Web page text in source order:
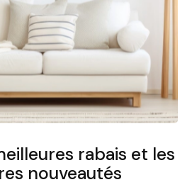
rabais et les
nouveautés